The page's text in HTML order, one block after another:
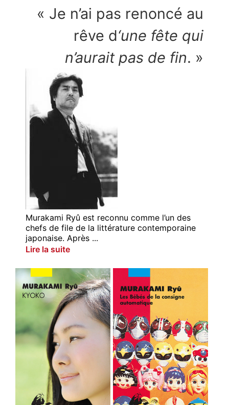
« Je n’ai pas renoncé au
rêve d‘une fête qui
n’aurait pas de fin. »
Murakami Ryû est reconnu comme l’un des
chefs de file de la littérature contemporaine
japonaise. Après ...
Lire la suite